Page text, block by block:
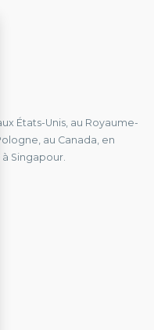
États-Unis, au Royaume-
au Canada, en
Singapour.